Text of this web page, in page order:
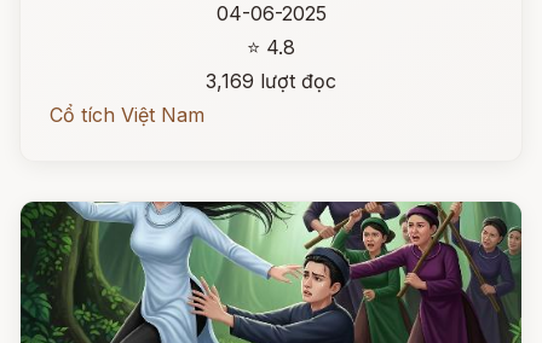
04-06-2025
⭐ 4.8
3,169 lượt đọc
Cổ tích Việt Nam